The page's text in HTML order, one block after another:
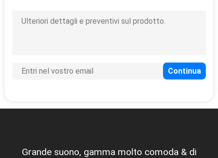
Grande suono, gamma molto comoda & di